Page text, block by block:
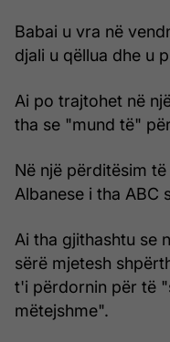
Babai u vra në
djali u qëllua dhe u
Ai po trajtohet në
tha se "mund të"
Në një përditësim
Albanese i tha ABC
Ai tha gjithashtu se
sërë mjetesh
t'i përdornin për të
mëtejshme".